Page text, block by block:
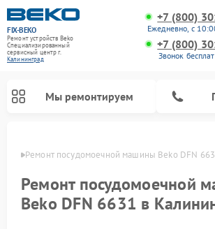
FIX-BEKO
Ремонт устройств Beko
Специализированный
cервисный центр г.
Калининград
+7 (800)
Ежедневно, с
+7 (800)
Звонок
Мы ремонтируем
Ремонт посудомоечной машины Beko DFN
Ремонт посудомоечной
Beko DFN 6631 в